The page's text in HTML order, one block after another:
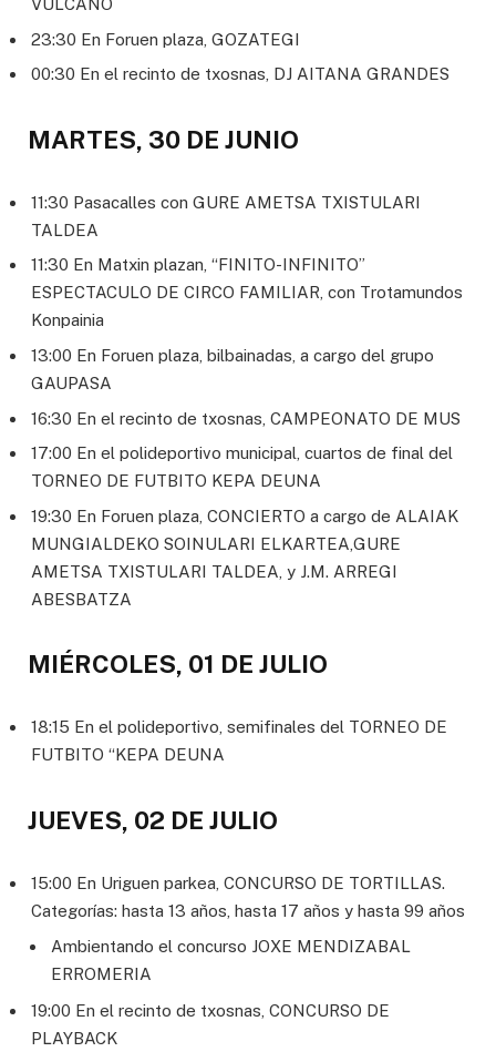
VULCANO
23:30 En Foruen plaza, GOZATEGI
00:30 En el recinto de txosnas, DJ AITANA GRANDES
MARTES, 30 DE JUNIO
11:30 Pasacalles con GURE AMETSA TXISTULARI
TALDEA
11:30 En Matxin plazan, “FINITO-INFINITO”
ESPECTACULO DE CIRCO FAMILIAR, con Trotamundos
Konpainia
13:00 En Foruen plaza, bilbainadas, a cargo del grupo
GAUPASA
16:30 En el recinto de txosnas, CAMPEONATO DE MUS
17:00 En el polideportivo municipal, cuartos de final del
TORNEO DE FUTBITO KEPA DEUNA
19:30 En Foruen plaza, CONCIERTO a cargo de ALAIAK
MUNGIALDEKO SOINULARI ELKARTEA,GURE
AMETSA TXISTULARI TALDEA, y J.M. ARREGI
ABESBATZA
MIÉRCOLES, 01 DE JULIO
18:15 En el polideportivo, semifinales del TORNEO DE
FUTBITO “KEPA DEUNA
JUEVES, 02 DE JULIO
15:00 En Uriguen parkea, CONCURSO DE TORTILLAS.
Categorías: hasta 13 años, hasta 17 años y hasta 99 años
Ambientando el concurso JOXE MENDIZABAL
ERROMERIA
19:00 En el recinto de txosnas, CONCURSO DE
PLAYBACK